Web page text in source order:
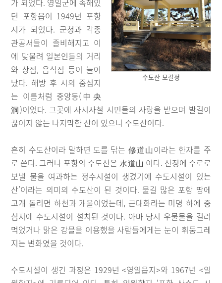
수도산 모갈정
가 되었다. 영일군에 속해있
던 포항읍이 1949년 포항
시가 되었다. 군청과 각종
관공서들이 즐비해지고 이
에 맞물려 일본인들의 거리
와 상점, 음식점 등이 늘어
났다. 해방 후 시의 중심지
는 이름처럼 중앙동(中央
洞)이었다. 그곳에 사시사철 시민들의 사랑을 받으며 발길이
끊이지 않는 나지막한 산이 있으니 수도산이다.
흔히 수도산이라 말하면 도를 닦는 修道山이라는 한자를 주
로 쓴다. 그러나 포항의 수도산은 水道山 이다. 산정에 수로로
보낼 물을 여과하는 정수시설이 생겼기에 수도시설이 있는
산’이라는 의미의 수도산이 된 것이다. 물길 많은 포항 땅에
고개 돌리면 하천과 개울이었는데, 근대화라는 미명 하에 중
심지에 수도시설이 설치된 것이다. 아마 당시 우물물을 길러
먹었거나 맑은 강믈을 이용했을 사람들에게는 눈이 휘둥그레
지는 변화였을 것이다.
수도시설이 생긴 과정은 1929년 <영일읍지>와 1967년 <일